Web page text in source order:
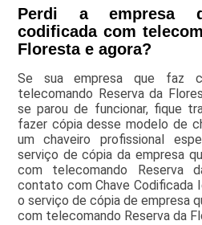
Perdi a empresa
codificada com
Floresta e agora?
Se sua empresa que faz
telecomando Reserva da
se parou de funcionar, fique
fazer cópia desse modelo de
um chaveiro profissional
serviço de cópia da empresa
com telecomando Reserva
contato com Chave Codificada
o serviço de cópia de empresa
com telecomando Reserva da